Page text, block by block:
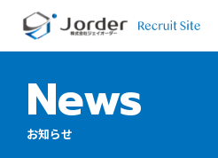
News
お知らせ